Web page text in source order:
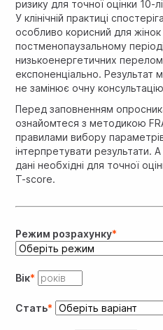
ризику для точної оцінки 10-
У клінічній практиці
особливо корисний для жінок
постменопаузальному
низькоенергетичних
експоненціально. Результат
не замінює очну
Перед заповненням
ознайомтеся з методикою
правилами вибору
інтерпретувати результати.
дані необхідні для точної
T-score.
Режим розрахунку
Вік
Стать